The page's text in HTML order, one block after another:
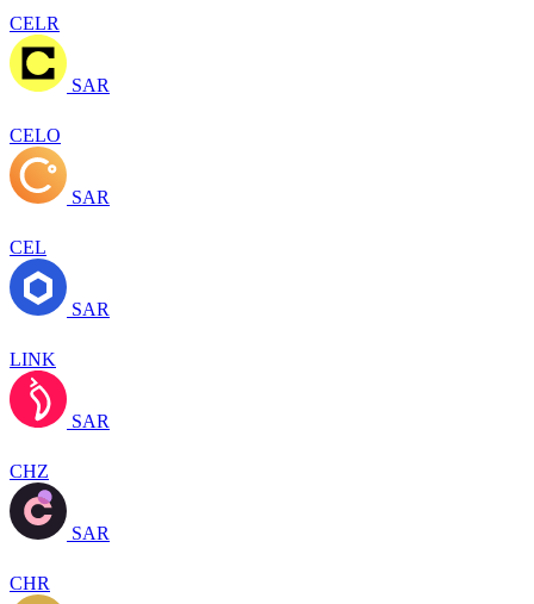
CELR
SAR
CELO
SAR
CEL
SAR
LINK
SAR
CHZ
SAR
CHR